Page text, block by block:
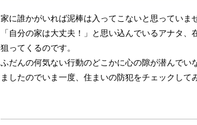
家に誰かがいれば泥棒は入ってこないと思っていま
「自分の家は大丈夫！」と思い込んでいるアナタ
狙ってくるのです。
ふだんの何気ない行動のどこかに心の隙が潜んで
ましたのでいま一度、住まいの防犯をチェックして